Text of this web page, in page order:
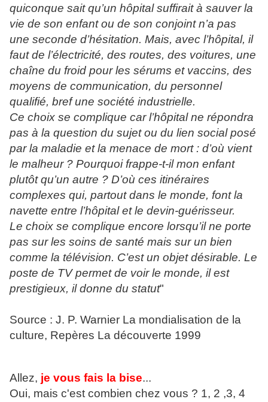
quiconque sait qu’un hôpital suffirait à sauver la
vie de son enfant ou de son conjoint n’a pas
une seconde d’hésitation. Mais, avec l’hôpital, il
faut de l’électricité, des routes, des voitures, une
chaîne du froid pour les sérums et vaccins, des
moyens de communication, du personnel
qualifié, bref une société industrielle.
Ce choix se complique car l’hôpital ne répondra
pas à la question du sujet ou du lien social posé
par la maladie et la menace de mort : d’où vient
le malheur ? Pourquoi frappe-t-il mon enfant
plutôt qu’un autre ? D’où ces itinéraires
complexes qui, partout dans le monde, font la
navette entre l’hôpital et le devin-guérisseur.
Le choix se complique encore lorsqu’il ne porte
pas sur les soins de santé mais sur un bien
comme la télévision. C’est un objet désirable. Le
poste de TV permet de voir le monde, il est
prestigieux, il donne du statut"
Source : J. P. Warnier La mondialisation de la
culture, Repères La découverte 1999
Allez, je vous fais la bise...
Oui, mais c'est combien chez vous ? 1, 2 ,3, 4